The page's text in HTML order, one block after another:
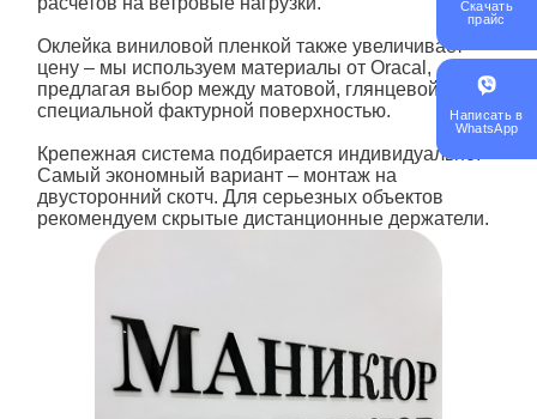
Оклейка виниловой пленкой также увеличивает
цену – мы используем материалы от Oracal,
предлагая выбор между матовой, глянцевой и
специальной фактурной поверхностью.
Крепежная система подбирается индивидуально.
Самый экономный вариант – монтаж на
двусторонний скотч. Для серьезных объектов
рекомендуем скрытые дистанционные держатели.
Скачать
прайс
Написать в
WhatsApp